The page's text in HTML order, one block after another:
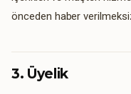
önceden haber
3. Üyelik